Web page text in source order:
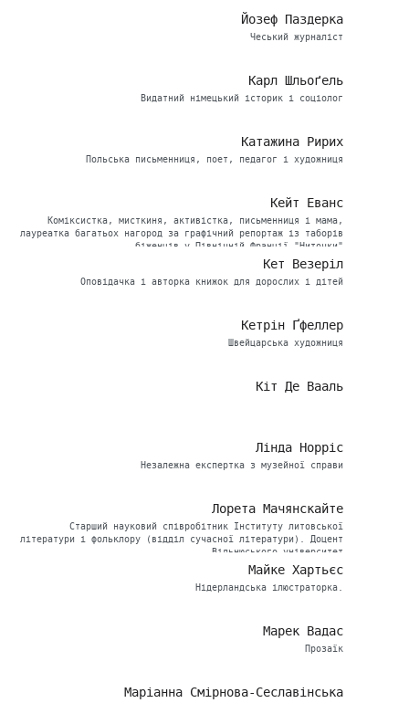
Йозеф Паздерка
Чеський журналіст
Карл Шльоґель
Видатний німецький історик і соціолог
Катажина Ририх
Польська письменниця, поет, педагог і художниця
Кейт Еванс
Коміксистка, мисткиня, активістка, письменниця і мама,
лауреатка багатьох нагород за графічний репортаж із таборів
біженців у Північній Франції "Ниточки"
Кет Везеріл
Оповідачка і авторка книжок для дорослих і дітей
Кетрін Ґфеллер
Швейцарська художниця
Кіт Де Вааль
Лінда Норріс
Незалежна експертка з музейної справи
Лорета Мачянскайте
Старший науковий співробітник Інституту литовської
літератури і фольклору (відділ сучасної літератури). Доцент
Вільнюського університет
Майке Хартьєс
Нідерландська ілюстраторка.
Марек Вадас
Прозаїк
Маріанна Смірнова-Сеславінська